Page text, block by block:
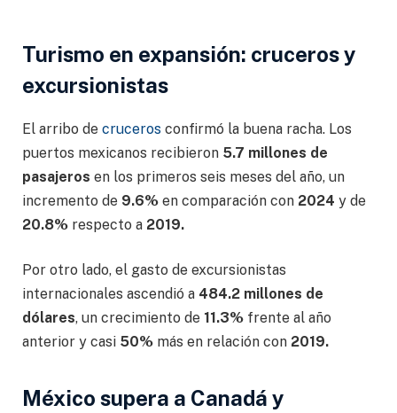
Turismo en expansión: cruceros y
excursionistas
El arribo de cruceros confirmó la buena racha. Los
puertos mexicanos recibieron 5.7 millones de
pasajeros en los primeros seis meses del año, un
incremento de 9.6% en comparación con 2024 y de
20.8% respecto a 2019.
Por otro lado, el gasto de excursionistas
internacionales ascendió a 484.2 millones de
dólares, un crecimiento de 11.3% frente al año
anterior y casi 50% más en relación con 2019.
México supera a Canadá y